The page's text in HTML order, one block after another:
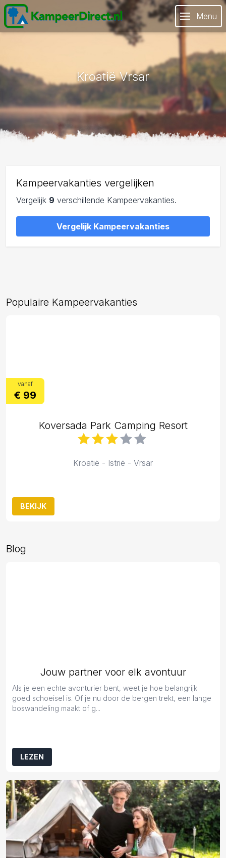
Menu
Kroatië Vrsar
Kampeervakanties vergelijken
Vergelijk 9 verschillende Kampeervakanties.
Vergelijk Kampeervakanties
Populaire Kampeervakanties
vanaf
€ 99
Koversada Park Camping Resort
Kroatië - Istrië - Vrsar
BEKIJK
Blog
Jouw partner voor elk avontuur
Als je een echte avonturier bent, weet je hoe belangrijk
goed schoeisel is. Of je nu door de bergen trekt, een lange
boswandeling maakt of g...
LEZEN